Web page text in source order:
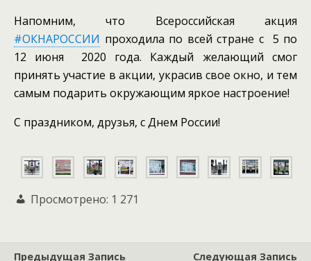
Напомним, что Всероссийская акция
#ОКНАРОССИИ проходила по всей стране с 5 по
12 июня 2020 года. Каждый желающий смог
принять участие в акции, украсив свое окно, и тем
самым подарить окружающим яркое настроение!
С праздником, друзья, с Днем России!
Просмотрено: 1 271
Предыдущая Запись Следующая Запись